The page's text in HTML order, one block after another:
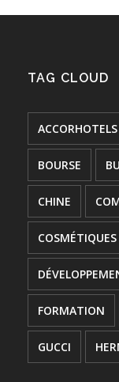
TAG CLOUD
ACCORHOTELS
BOURSE
CHINE
COSMÉTIQUES
FORMATION
GUCCI